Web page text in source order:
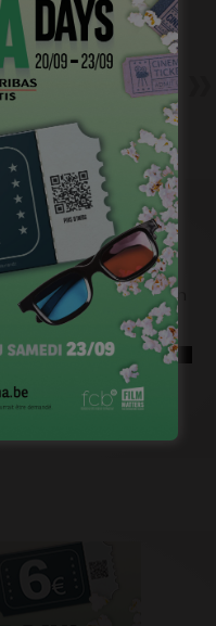
Suivant
photos de « Deux
Jours, Une Nuit »
» de Joachim Lafosse
» de Binevsa Berivan
de Claude Schmitz